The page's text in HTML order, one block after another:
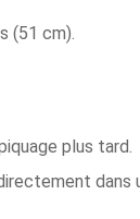
(51 cm).
plus tard.
dans